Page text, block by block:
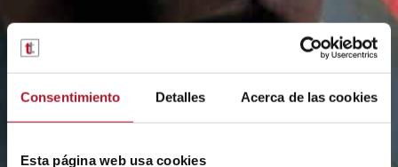
Consentimiento Detalles Acerca de las cookies
Esta página web usa cookies
MANTENHA-SE
ATUALIZADO